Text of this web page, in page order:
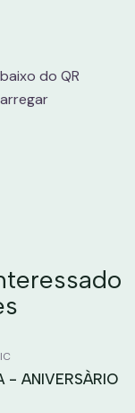
do QR
- ANIVERSÀRIO